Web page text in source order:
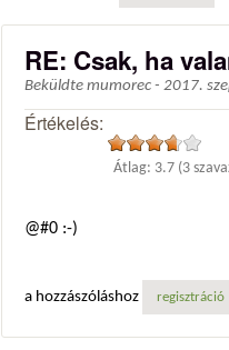
RE: Csak, ha
Beküldte mumorec - 2017.
Értékelés:
Átlag: 3.7 (3
@#0 :-)
a hozzászóláshoz regisztráció